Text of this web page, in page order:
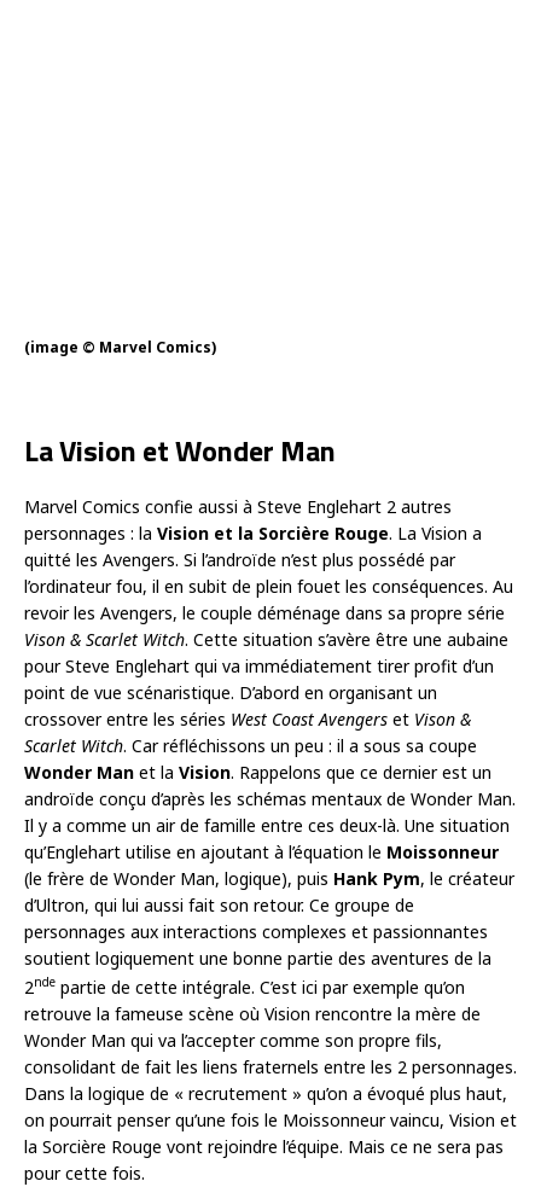
(image © Marvel Comics)
La Vision et Wonder Man
Marvel Comics confie aussi à Steve Englehart 2 autres
personnages : la Vision et la Sorcière Rouge. La Vision a
quitté les Avengers. Si l’androïde n’est plus possédé par
l’ordinateur fou, il en subit de plein fouet les conséquences. Au
revoir les Avengers, le couple déménage dans sa propre série
Vison & Scarlet Witch. Cette situation s’avère être une aubaine
pour Steve Englehart qui va immédiatement tirer profit d’un
point de vue scénaristique. D’abord en organisant un
crossover entre les séries West Coast Avengers et Vison &
Scarlet Witch. Car réfléchissons un peu : il a sous sa coupe
Wonder Man et la Vision. Rappelons que ce dernier est un
androïde conçu d’après les schémas mentaux de Wonder Man.
Il y a comme un air de famille entre ces deux-là. Une situation
qu’Englehart utilise en ajoutant à l’équation le Moissonneur
(le frère de Wonder Man, logique), puis Hank Pym, le créateur
d’Ultron, qui lui aussi fait son retour. Ce groupe de
personnages aux interactions complexes et passionnantes
soutient logiquement une bonne partie des aventures de la
2nde partie de cette intégrale. C’est ici par exemple qu’on
retrouve la fameuse scène où Vision rencontre la mère de
Wonder Man qui va l’accepter comme son propre fils,
consolidant de fait les liens fraternels entre les 2 personnages.
Dans la logique de « recrutement » qu’on a évoqué plus haut,
on pourrait penser qu’une fois le Moissonneur vaincu, Vision et
la Sorcière Rouge vont rejoindre l’équipe. Mais ce ne sera pas
pour cette fois.